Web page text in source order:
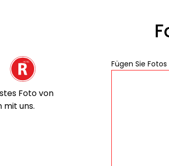
Foto von
mit uns.
Fügen Sie